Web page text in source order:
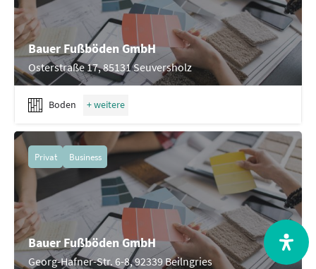
Bauer Fußböden GmbH
Osterstraße 17, 85131 Seuversholz
Boden
Bauer Fußböden GmbH
Georg-Hafner-Str. 6-8, 92339 Beilngries
Privat Business